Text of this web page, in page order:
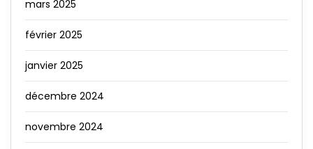
mars 2025
février 2025
janvier 2025
décembre 2024
novembre 2024